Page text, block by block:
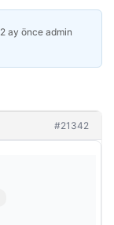
2 ay önce admin
#21342